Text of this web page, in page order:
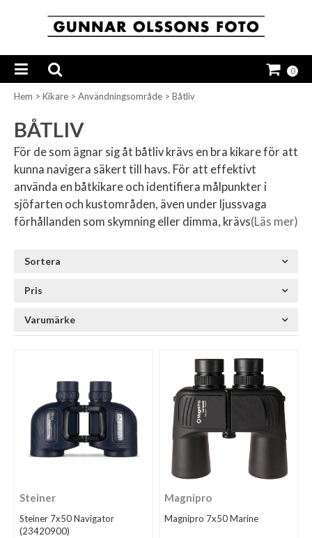
0
Hem > Kikare > Användningsområde > Båtliv
BÅTLIV
För de som ägnar sig åt båtliv krävs en bra kikare för att
kunna navigera säkert till havs. För att effektivt
använda en båtkikare och identifiera målpunkter i
sjöfarten och kustområden, även under ljussvaga
förhållanden som skymning eller dimma, krävs(Läs mer)
Sortera
Pris
Varumärke
Steiner
Steiner 7x50 Navigator
(23420900)
Magnipro
Magnipro 7x50 Marine